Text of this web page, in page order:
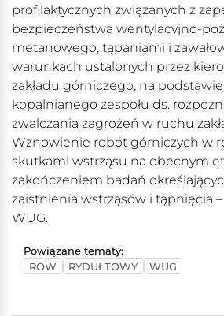
profilaktycznych związanych z
bezpieczeństwa wentylacyjno-
metanowego, tąpaniami i
warunkach ustalonych przez
zakładu górniczego, na
kopalnianego zespołu ds.
zwalczania zagrożeń w ruchu
Wznowienie robót górniczych w
skutkami wstrząsu na obecnym
zakończeniem badań
zaistnienia wstrząsów i tąpnięcia
WUG.
Powiązane tematy:
ROW
RYDUŁTOWY WUG